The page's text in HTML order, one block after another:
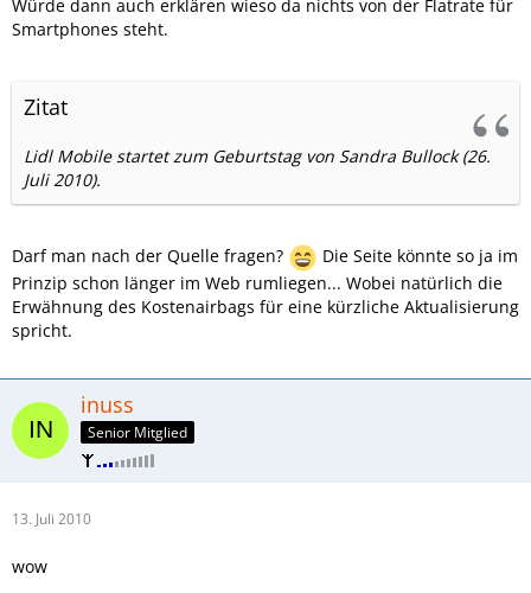
Würde dann auch erklären wieso da nichts von der Flatrate für
Smartphones steht.
Zitat
Lidl Mobile startet zum Geburtstag von Sandra Bullock (26.
Juli 2010).
Darf man nach der Quelle fragen?
Die Seite könnte so ja im
Prinzip schon länger im Web rumliegen... Wobei natürlich die
Erwähnung des Kostenairbags für eine kürzliche Aktualisierung
spricht.
inuss
Senior Mitglied
13. Juli 2010
wow